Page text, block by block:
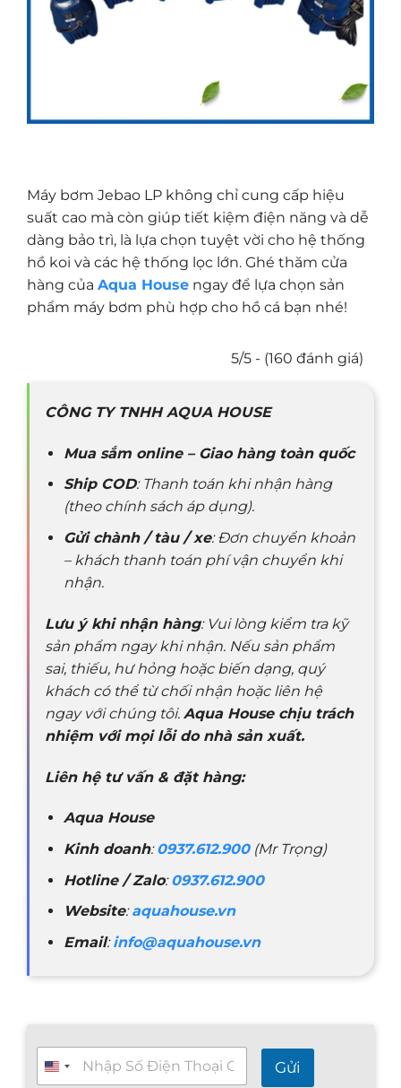
Máy bơm Jebao LP không chỉ cung cấp hiệu
suất cao mà còn giúp tiết kiệm điện năng và dễ
dàng bảo trì, là lựa chọn tuyệt vời cho hệ thống
hồ koi và các hệ thống lọc lớn. Ghé thăm cửa
hàng của Aqua House ngay để lựa chọn sản
phẩm máy bơm phù hợp cho hồ cá bạn nhé!
5/5 - (160 đánh giá)
CÔNG TY TNHH AQUA HOUSE
Mua sắm online – Giao hàng toàn quốc
Ship COD: Thanh toán khi nhận hàng
(theo chính sách áp dụng).
Gửi chành / tàu / xe: Đơn chuyển khoản
– khách thanh toán phí vận chuyển khi
nhận.
Lưu ý khi nhận hàng: Vui lòng kiểm tra kỹ
sản phẩm ngay khi nhận. Nếu sản phẩm
sai, thiếu, hư hỏng hoặc biến dạng, quý
khách có thể từ chối nhận hoặc liên hệ
ngay với chúng tôi. Aqua House chịu trách
nhiệm với mọi lỗi do nhà sản xuất.
Liên hệ tư vấn & đặt hàng:
Aqua House
Kinh doanh:0937.612.900(Mr Trọng)
Hotline / Zalo:0937.612.900
Website:aquahouse.vn
Email:info@aquahouse.vn
ư
Gửi